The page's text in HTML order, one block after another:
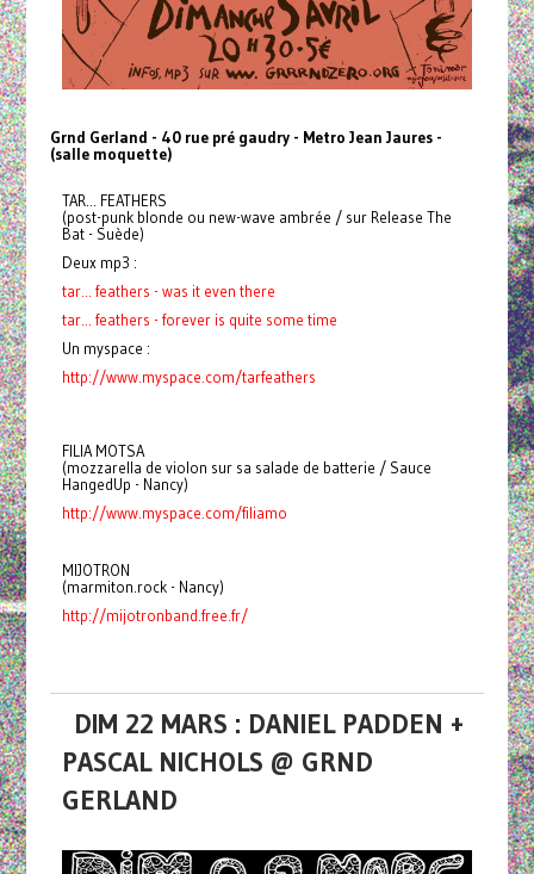
Grnd Gerland - 40 rue pré gaudry- Metro Jean Jaures-
(salle moquette)
TAR... FEATHERS
(post-punk blonde ou new-wave ambrée / sur Release The
Bat - Suède)
Deux mp3 :
tar... feathers - was it even there
tar... feathers - forever is quite some time
Un myspace :
http://www.myspace.com/tarfeathers
FILIA MOTSA
(mozzarella de violon sur sa salade de batterie / Sauce
HangedUp - Nancy)
http://www.myspace.com/filiamo
MIJOTRON
(marmiton.rock - Nancy)
http://mijotronband.free.fr/
DIM 22 MARS : DANIEL PADDEN +
PASCAL NICHOLS @ GRND
GERLAND